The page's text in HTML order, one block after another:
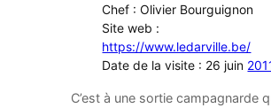
Chef : Olivier Bourguignon
Site web :
https://www.ledarville.be/
Date de la visite : 26 juin
C’est à une sortie campagnarde